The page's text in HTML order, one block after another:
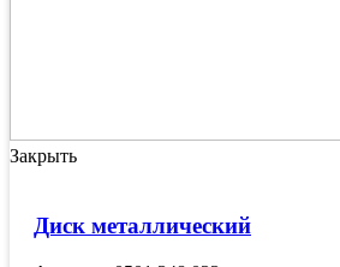
Закрыть
Диск металлический